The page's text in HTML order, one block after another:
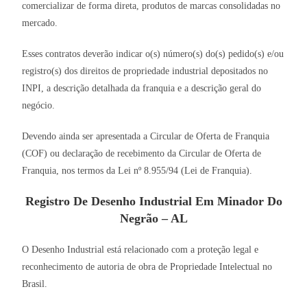
comercializar de forma direta, produtos de marcas consolidadas no
mercado.
Esses contratos deverão indicar o(s) número(s) do(s) pedido(s) e/ou
registro(s) dos direitos de propriedade industrial depositados no
INPI, a descrição detalhada da franquia e a descrição geral do
negócio.
Devendo ainda ser apresentada a Circular de Oferta de Franquia
(COF) ou declaração de recebimento da Circular de Oferta de
Franquia, nos termos da Lei nº 8.955/94 (Lei de Franquia).
Registro De Desenho Industrial Em Minador Do
Negrão – AL
O Desenho Industrial está relacionado com a proteção legal e
reconhecimento de autoria de obra de Propriedade Intelectual no
Brasil.